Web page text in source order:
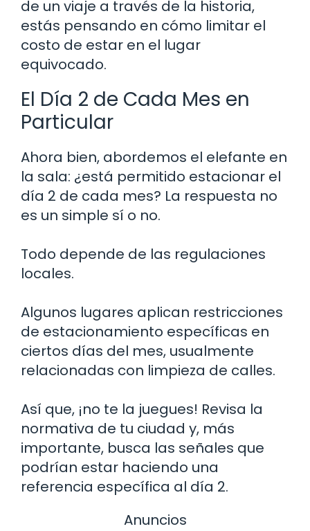
de un viaje a través de la historia,
estás pensando en cómo limitar el
costo de estar en el lugar
equivocado.
El Día 2 de Cada Mes en
Particular
Ahora bien, abordemos el elefante en
la sala: ¿está permitido estacionar el
día 2 de cada mes? La respuesta no
es un simple sí o no.
Todo depende de las regulaciones
locales.
Algunos lugares aplican restricciones
de estacionamiento específicas en
ciertos días del mes, usualmente
relacionadas con limpieza de calles.
Así que, ¡no te la juegues! Revisa la
normativa de tu ciudad y, más
importante, busca las señales que
podrían estar haciendo una
referencia específica al día 2.
Anuncios